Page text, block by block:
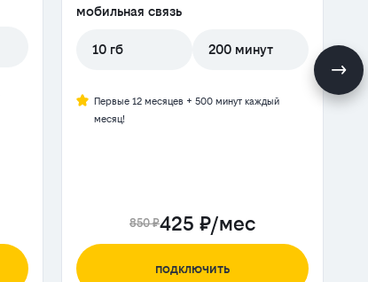
мобильная связь
10 гб 200 минут
Первые 12 месяцев + 500 минут каждый
месяц!
850 ₽425 ₽/мес
подключить